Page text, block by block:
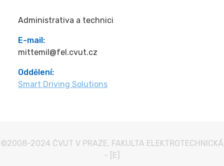
Administrativa a technici
E-mail:
mittemil@fel.cvut.cz
Oddělení:
Smart Driving Solutions
©2008-2024 ČVUT V PRAZE, FAKULTA ELEKTROTECHNICKÁ
- [E]